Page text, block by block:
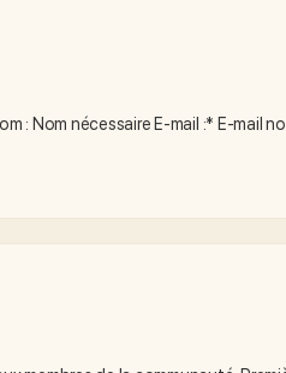
: Nom nécessaire E-mail :* E-